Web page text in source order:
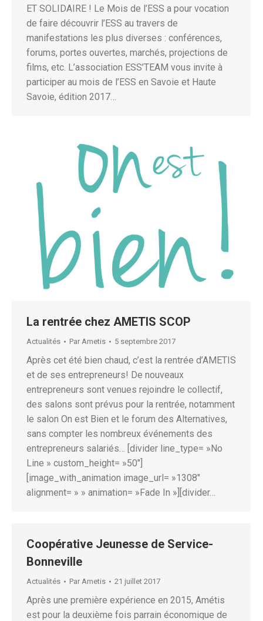
ET SOLIDAIRE ! Le Mois de l’ESS a pour vocation
de faire découvrir l’ESS au travers de
manifestations les plus diverses : conférences,
forums, portes ouvertes, marchés, projections de
films, etc. L’association ESS’TEAM vous invite à
participer au mois de l’ESS en Savoie et Haute
Savoie, édition 2017…
La rentrée chez AMETIS SCOP
Actualités Par Ametis 5 septembre 2017
Après cet été bien chaud, c’est la rentrée d’AMETIS
et de ses entrepreneurs! De nouveaux
entrepreneurs sont venues rejoindre le collectif,
des salons sont prévus pour la rentrée, notamment
le salon On est Bien et le forum des Alternatives,
sans compter les nombreux événements des
entrepreneurs salariés… [divider line_type= »No
Line » custom_height= »50″]
[image_with_animation image_url= »1308″
alignment= » » animation= »Fade In »][divider…
Coopérative Jeunesse de Service-
Bonneville
Actualités Par Ametis 21 juillet 2017
Après une première expérience en 2015, Amétis
est pour la deuxième fois parrain économique de